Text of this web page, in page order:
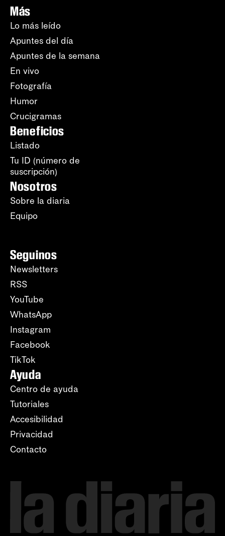
Más
Lo más leído
Apuntes del día
Apuntes de la semana
En vivo
Fotografía
Humor
Crucigramas
Beneficios
Listado
Tu ID (número de
suscripción)
Nosotros
Sobre la diaria
Equipo
Seguinos
Newsletters
RSS
YouTube
WhatsApp
Instagram
Facebook
TikTok
Ayuda
Centro de ayuda
Tutoriales
Accesibilidad
Privacidad
Contacto